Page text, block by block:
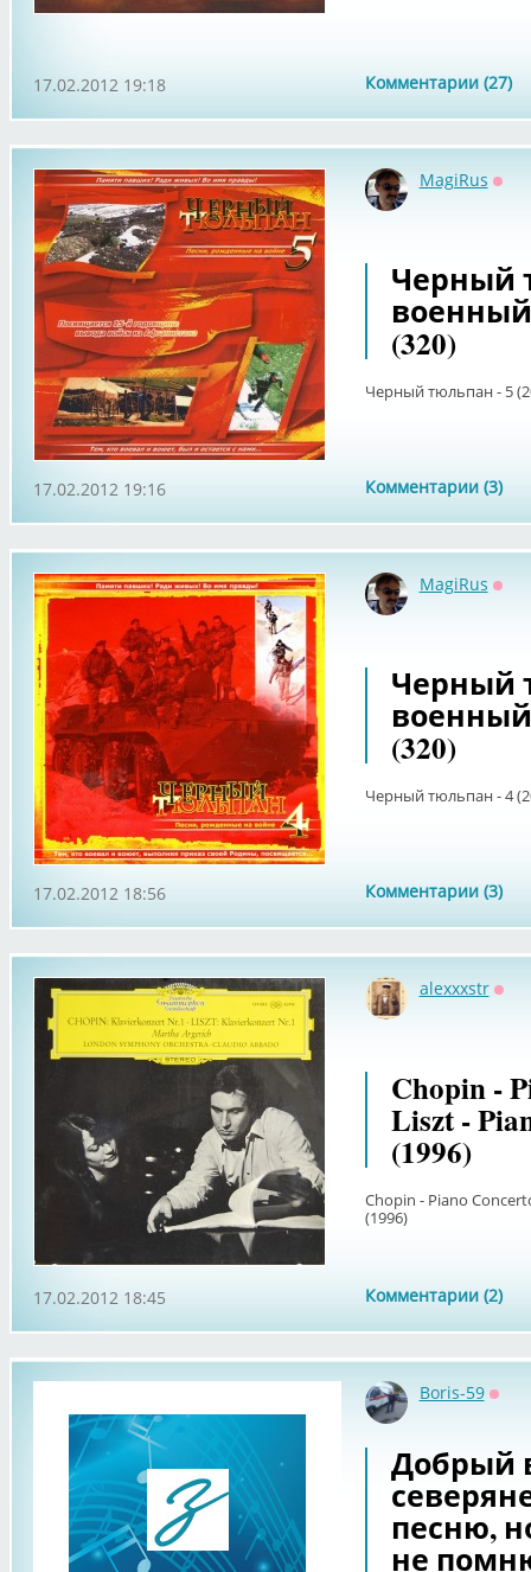
Комментарии (27)
17.02.2012 19:18
MagiRus
Черный
(320)
Черный тюльпан - 5
Комментарии (3)
17.02.2012 19:16
MagiRus
Черный
(320)
Черный тюльпан - 4
Комментарии (3)
17.02.2012 18:56
alexxxstr
Chopin -
Liszt -
(1996)
Chopin - Piano
(1996)
Комментарии (2)
17.02.2012 18:45
Boris-59
Добрый
песню,
не